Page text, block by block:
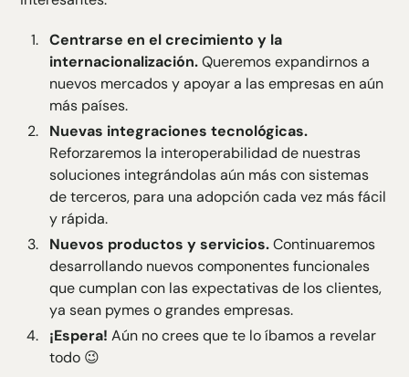
Centrarse en el crecimiento y la
internacionalización.Queremos expandirnos a
nuevos mercados y apoyar a las empresas en aún
más países.
Nuevas integraciones tecnológicas.
Reforzaremos la interoperabilidad de nuestras
soluciones integrándolas aún más con sistemas
de terceros, para una adopción cada vez más fácil
y rápida.
Nuevos productos y servicios.Continuaremos
desarrollando nuevos componentes funcionales
que cumplan con las expectativas de los clientes,
ya sean pymes o grandes empresas.
¡Espera! Aún no crees que te lo íbamos a revelar
todo 😉